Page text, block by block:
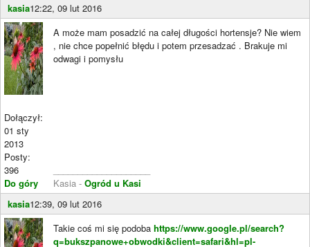
kasia12:22, 09 lut 2016
Dołączył:
01 sty
2013
Posty:
396
Do góry
A może mam posadzić na całej długości hortensje? Nie wiem
, nie chce popełnić błędu i potem przesadzać . Brakuje mi
odwagi i pomysłu
Kasia - Ogród u Kasi
kasia12:39, 09 lut 2016
Takie coś mi się podoba https://www.google.pl/search?
q=bukszpanowe+obwodki&client=safari&hl=pl-